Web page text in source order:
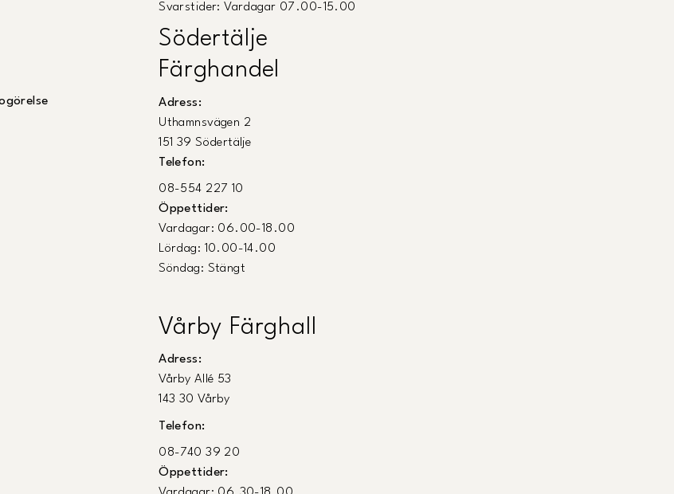
Svarstider: Vardagar 07.00-15.00
Södertälje
Färghandel
Adress:
Uthamnsvägen 2
151 39 Södertälje
Telefon:
08-554 227 10
Öppettider:
Vardagar: 06.00-18.00
Lördag: 10.00-14.00
Söndag: Stängt
Vårby Färghall
Adress:
Vårby Allé 53
143 30 Vårby
Telefon:
08-740 39 20
Öppettider: